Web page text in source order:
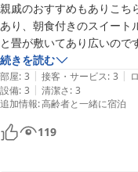
当ホテルは、大型連休を
格」でお客様をお迎えし
原名物の「具雑煮」をは
ば幸いです。
これからもお客様に心か
努めてまいります。また
し上げております。
親戚のおすすめもありこち
あり、朝食付きのスイート
と畳が敷いてあり広いので
1番残念だったのは夜9時ご
の家族連れで大混雑してい
ぱいでなかなか入る事が出
館一階は少しは人は少なか
賑わっていたみたいでゆっ
地元の人も大事なのでし
続きを読む
部屋: 3 | 接客・サービス: 3 |
設備: 3 | 清潔さ: 3
追加情報:高齢者と一緒に宿泊
119